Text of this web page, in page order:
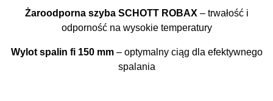
Żaroodporna szyba SCHOTT ROBAX – trwałość i
odporność na wysokie temperatury
Wylot spalin fi 150 mm– optymalny ciąg dla efektywnego
spalania